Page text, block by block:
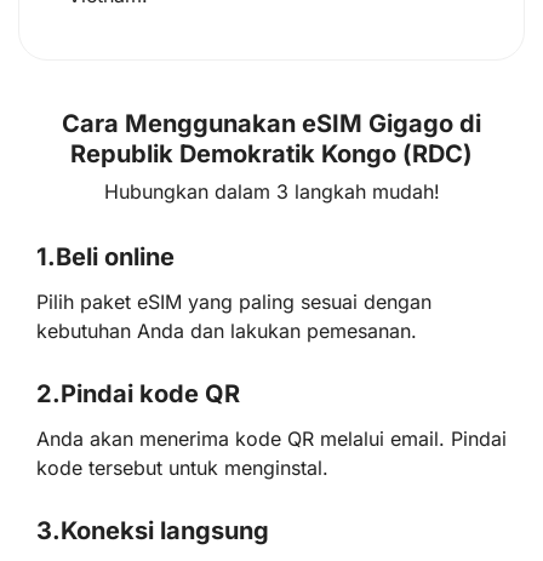
Cara Menggunakan eSIM Gigago di
Republik Demokratik Kongo (RDC)
Hubungkan dalam 3 langkah mudah!
1.Beli online
Pilih paket eSIM yang paling sesuai dengan
kebutuhan Anda dan lakukan pemesanan.
2.Pindai kode QR
Anda akan menerima kode QR melalui email. Pindai
kode tersebut untuk menginstal.
3.Koneksi langsung